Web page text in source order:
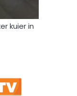
kuier in